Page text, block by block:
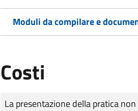
Moduli da compilare e
Costi
Tipo di pagamento
Importo
La presentazione della pratica